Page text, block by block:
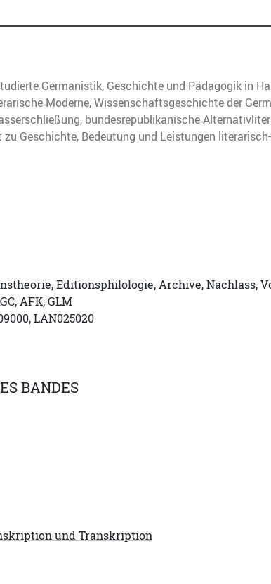
Germanistik, Geschichte und Pädagogik in
Moderne, Wissenschaftsgeschichte der
bundesrepublikanische
Geschichte, Bedeutung und Leistungen
Editionsphilologie, Archive, Nachlass,
AFK, GLM
LAN025020
BANDES
und Transkription